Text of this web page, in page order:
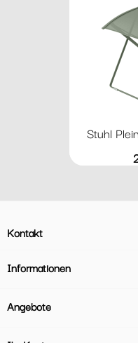
Stuhl
Kontakt
Informationen
Angebote